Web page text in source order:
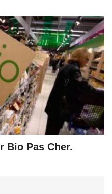
Bio Pas Cher.